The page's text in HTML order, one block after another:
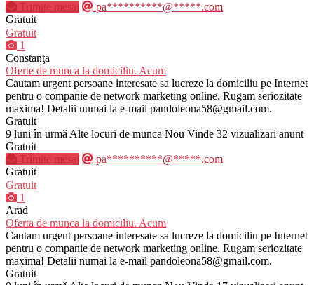
Trimite mesaj
pa**********@*****.com
Gratuit
Gratuit
1
Constanţa
Oferte de munca la domiciliu. Acum
Cautam urgent persoane interesate sa lucreze la domiciliu pe Internet
pentru o companie de network marketing online. Rugam seriozitate
maxima! Detalii numai la e-mail pandoleona58@gmail.com.
Gratuit
9 luni în urmă Alte locuri de munca Nou Vinde 32 vizualizari anunt
Gratuit
Trimite mesaj
pa**********@*****.com
Gratuit
Gratuit
1
Arad
Oferta de munca la domiciliu. Acum
Cautam urgent persoane interesate sa lucreze la domiciliu pe Internet
pentru o companie de network marketing online. Rugam seriozitate
maxima! Detalii numai la e-mail pandoleona58@gmail.com.
Gratuit